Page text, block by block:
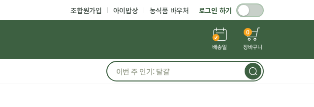
조합원가입 아이밥상 농식품 바우처 로그인 하기
배송일
0
장바구니